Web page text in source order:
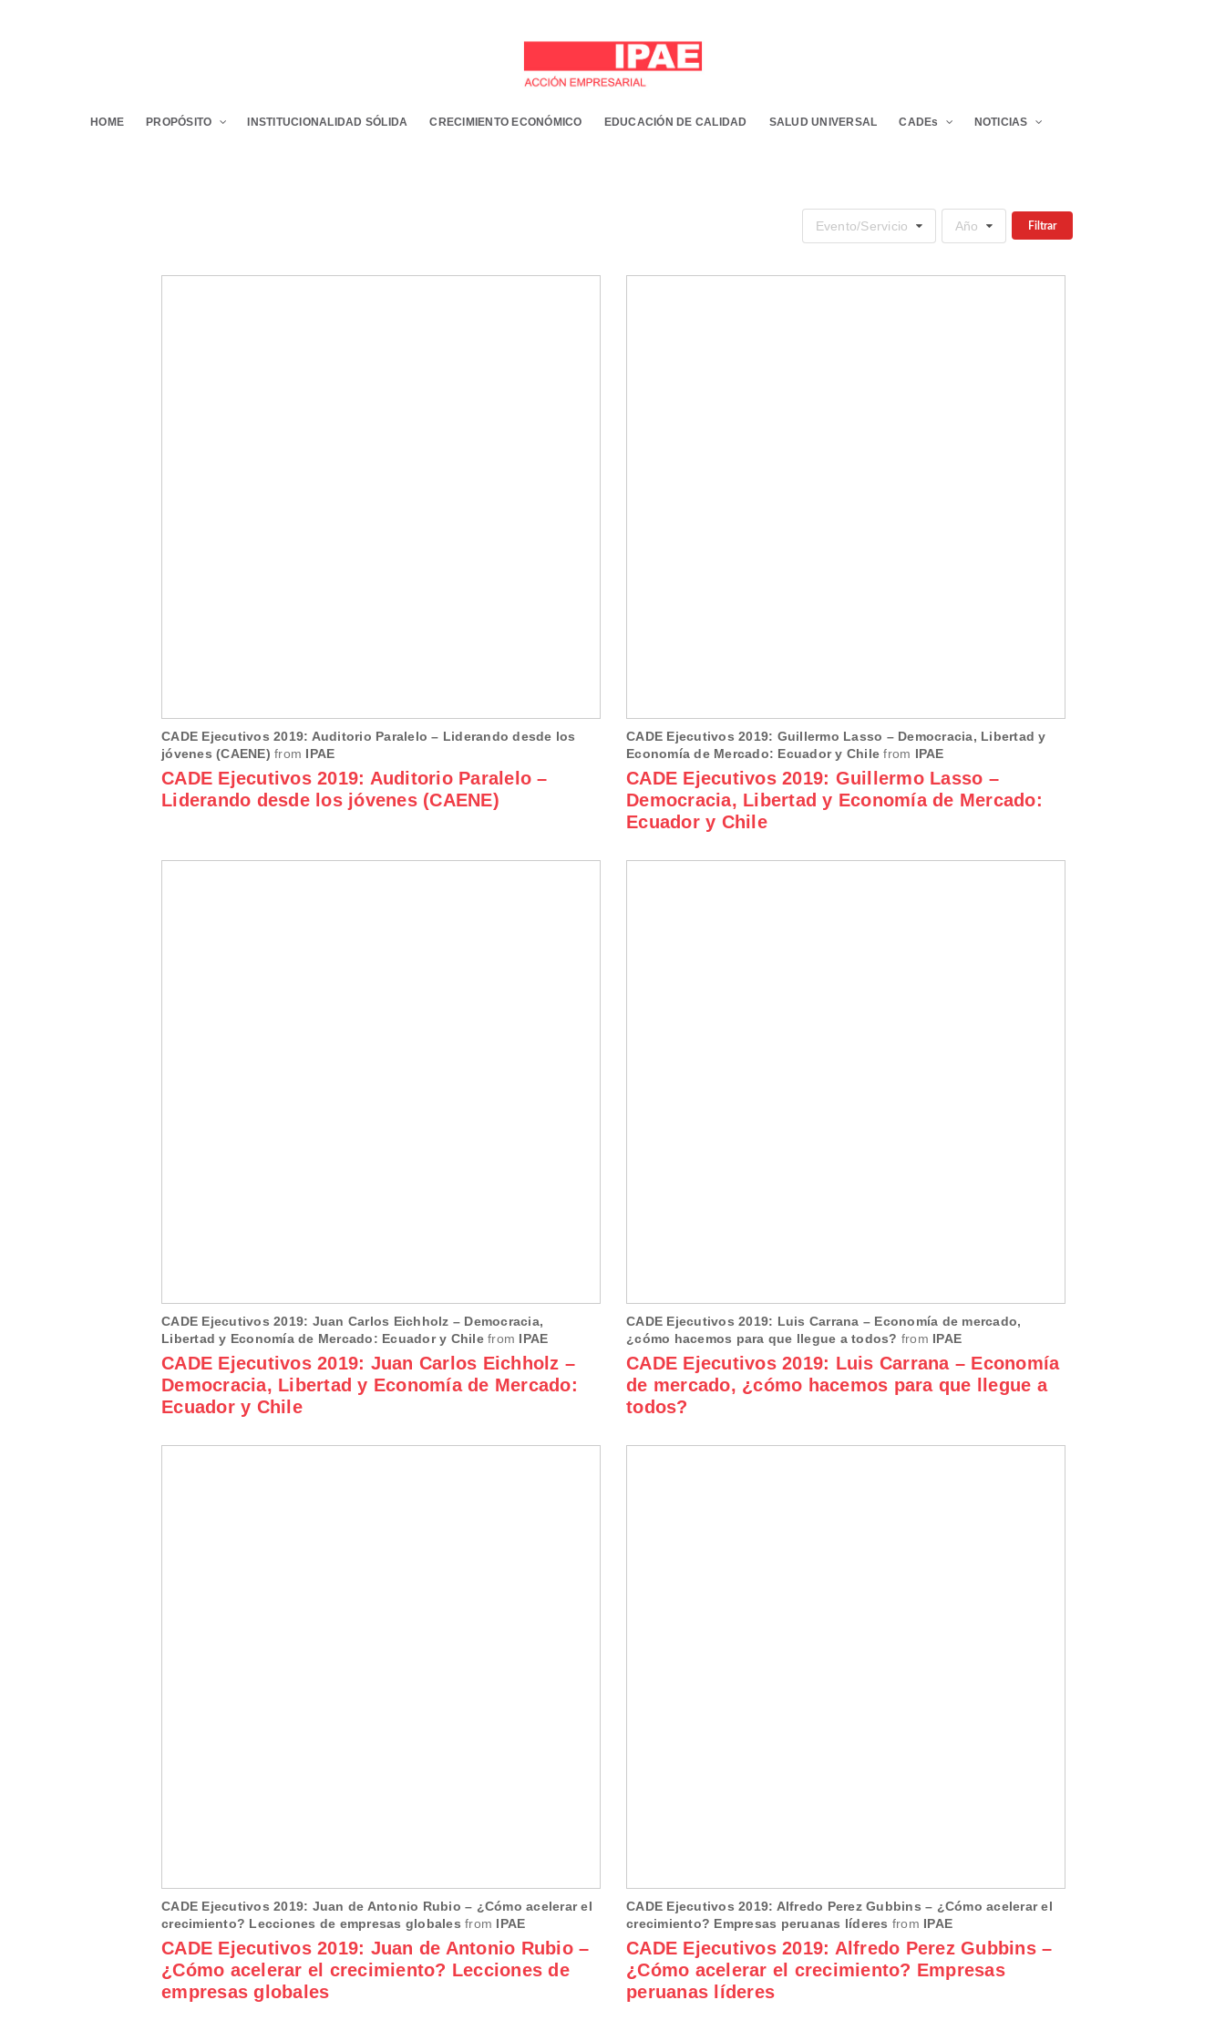
HOME PROPÓSITO INSTITUCIONALIDAD SÓLIDA CRECIMIENTO ECONÓMICO EDUCACIÓN DE CALIDAD SALUD UNIVERSAL CADEs NOTICIAS
Evento/Servicio Año Filtrar
CADE Ejecutivos 2019: Auditorio Paralelo – Liderando desde los
jóvenes (CAENE) from IPAE
CADE Ejecutivos 2019: Auditorio Paralelo –
Liderando desde los jóvenes (CAENE)
CADE Ejecutivos 2019: Guillermo Lasso – Democracia, Libertad y
Economía de Mercado: Ecuador y Chile from IPAE
CADE Ejecutivos 2019: Guillermo Lasso –
Democracia, Libertad y Economía de Mercado:
Ecuador y Chile
CADE Ejecutivos 2019: Juan Carlos Eichholz – Democracia,
Libertad y Economía de Mercado: Ecuador y Chile from IPAE
CADE Ejecutivos 2019: Juan Carlos Eichholz –
Democracia, Libertad y Economía de Mercado:
Ecuador y Chile
CADE Ejecutivos 2019: Luis Carrana – Economía de mercado,
¿cómo hacemos para que llegue a todos? from IPAE
CADE Ejecutivos 2019: Luis Carrana – Economía
de mercado, ¿cómo hacemos para que llegue a
todos?
CADE Ejecutivos 2019: Juan de Antonio Rubio – ¿Cómo acelerar el
crecimiento? Lecciones de empresas globales from IPAE
CADE Ejecutivos 2019: Juan de Antonio Rubio –
¿Cómo acelerar el crecimiento? Lecciones de
empresas globales
CADE Ejecutivos 2019: Alfredo Perez Gubbins – ¿Cómo acelerar el
crecimiento? Empresas peruanas líderes from IPAE
CADE Ejecutivos 2019: Alfredo Perez Gubbins –
¿Cómo acelerar el crecimiento? Empresas
peruanas líderes